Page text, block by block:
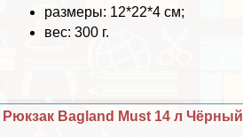
размеры: 12*22*4 см;
вес: 300 г.
Рюкзак Bagland Must 14 л Чёрный